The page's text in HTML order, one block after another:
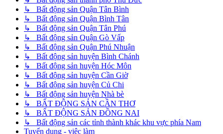
↳ Bất động sản Quận Tân Bình
↳ Bất động sản Quận Bình Tân
↳ Bất động sản Quận Tân Phú
↳ Bất động sản Quận Gò Vấp
↳ Bất động sản Quận Phú Nhuận
↳ Bất động sản huyện Bình Chánh
↳ Bất động sản huyện Hóc Môn
↳ Bất động sản huyện Cần Giờ
↳ Bất động sản huyện Củ Chi
↳ Bất động sản huyện Nhà bè
↳ BẤT ĐỘNG SẢN CẦN THƠ
↳ BẤT ĐỘNG SẢN ĐỒNG NAI
↳ Bất động sản các tỉnh thành khác khu vực phía Nam
Tuyển dụng - việc làm